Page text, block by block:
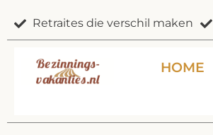
naar
de
inhoud
Retraites die verschil maken
HOME